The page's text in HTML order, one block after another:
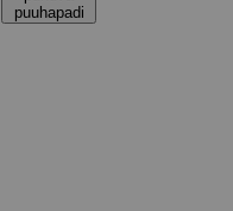
puuhapadi